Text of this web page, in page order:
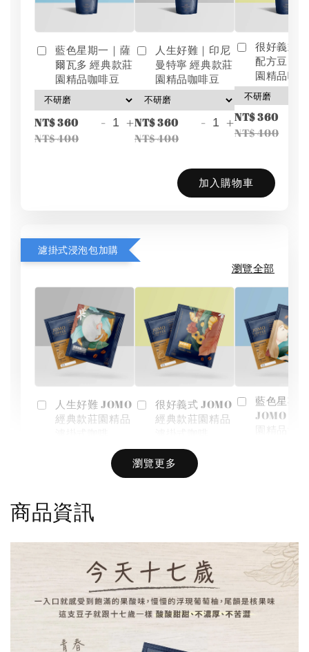
藍色星期一｜薩
爾瓦多 經典款莊
園精品咖啡豆
NT$ 360
NT$ 400
- +
人生好難｜印尼
曼特寧 經典款莊
園精品咖啡豆
NT$ 360
NT$ 400
- +
很好義式
配方豆 經
園精品咖
NT$ 360
NT$ 400
加入購物車
濾掛式浸泡包加購
瀏覽全部
人生好難 JOMO
經典款莊園精品
NT$ 40
很好義式 JOMO
經典款莊園精品
藍色星期一
JOMO 經
園精品濾
瀏覽更多
商品資訊